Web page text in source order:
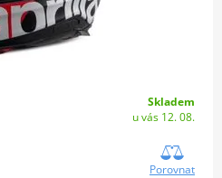
Skladem
u vás 12. 08.
Porovnat